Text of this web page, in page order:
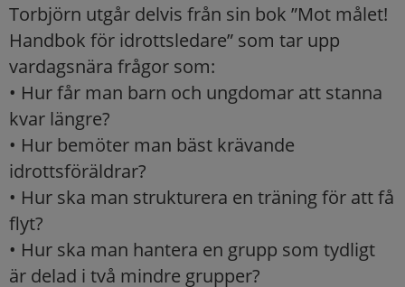
Torbjörn utgår delvis från sin bok ”Mot målet!
Handbok för idrottsledare” som tar upp
vardagsnära frågor som:
• Hur får man barn och ungdomar att stanna
kvar längre?
• Hur bemöter man bäst krävande
idrottsföräldrar?
• Hur ska man strukturera en träning för att få
flyt?
• Hur ska man hantera en grupp som tydligt
är delad i två mindre grupper?